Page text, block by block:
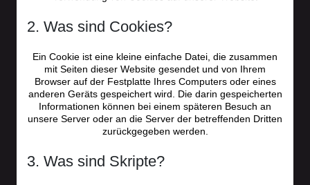
2. Was sind Cookies?
Ein Cookie ist eine kleine einfache Datei, die zusammen
mit Seiten dieser Website gesendet und von Ihrem
Browser auf der Festplatte Ihres Computers oder eines
anderen Geräts gespeichert wird. Die darin gespeicherten
Informationen können bei einem späteren Besuch an
unsere Server oder an die Server der betreffenden Dritten
zurückgegeben werden.
3. Was sind Skripte?